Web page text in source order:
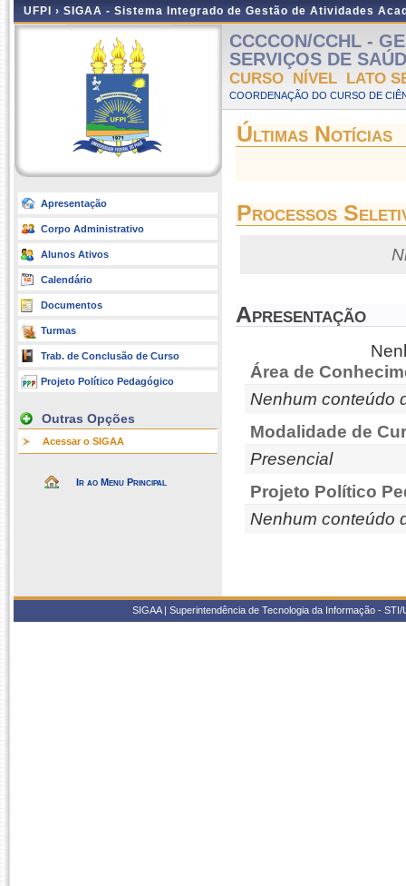
UFPI › SIGAA - Sistema Integrado de Gestão de Atividades
Apresentação
Corpo Administrativo
Alunos Ativos
Calendário
Documentos
Turmas
Trab. de Conclusão de Curso
Projeto Político Pedagógico
Outras Opções
Acessar o SIGAA
Ir ao Menu Principal
CCCCON/CCHL -
SERVIÇOS DE
CURSO NÍVEL LATO
COORDENAÇÃO DO CURSO DE
Últimas Notícias
Processos
Apresentação
Área de
Nenhum conteúdo
Modalidade de
Presencial
Projeto Político
Nenhum conteúdo
SIGAA | Superintendência de Tecnologia da Informação -